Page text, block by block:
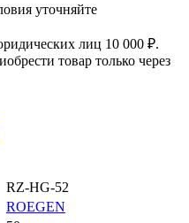
уточняйте
лиц 10 000 ₽.
товар только через
RZ-HG-52
ROEGEN